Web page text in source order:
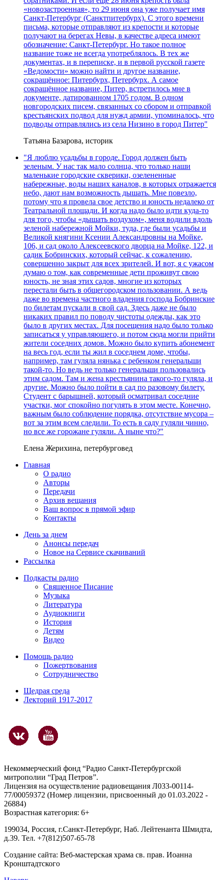
«новозастроенная», то 29 июня она уже получает имя
Санкт-Петербург (Санктпитербурх). С этого времени
письма, которые отправляют из крепости и которые
получают на берегах Невы, в качестве адреса имеют
обозначение: Санкт-Петербург. Но такое полное
название тоже не всегда употреблялось. В тех же
документах, и в переписке, и в первой русской газете
«Ведомости» можно найти и другое название,
сокращённое: Питербурх, Петербурх. А самое
сокращённое название, Питер, встретилось мне в
документе, датированном 1705 годом. В одном
новгородских писем, связанных со сбором и отправкой
крестьянских подвод для нужд армии, упоминалось, что
подводы отправлялись из села Низино в город Питер"
Татьяна Базарова, историк
"Я люблю усадьбы в городе. Город должен быть
зеленым. У нас так мало солнца, что только наши
маленькие городские скверики, озелененные
набережные, воды наших каналов, в которых отражается
небо, дают нам возможность дышать. Мне повезло,
потому что я провела свое детство и юность недалеко от
Театральной площади. И когда надо было идти куда-то
для того, чтобы «дышать воздухом», меня водили вдоль
зеленой набережной Мойки, туда, где были усадьбы и
Великой княгини Ксении Александровны на Мойке,
106, и сад около Алексеевского дворца на Мойке, 122, и
садик Бобринских, который сейчас, к сожалению,
совершенно закрыт для всех зрителей. И вот, я с ужасом
думаю о том, как современные дети проживут свою
юность, не зная этих садов, многие из которых
перестали быть в общегородском пользовании. А ведь
даже во времена частного владения господа Бобринские
по билетам пускали в свой сад. Здесь даже не было
никаких правил по поводу чистоты одежды, как это
было в других местах. Для посещения надо было только
записаться у управляющего, и потом сюда могли прийти
жители соседних домов. Можно было купить абонемент
на весь год, если ты жил в соседнем доме, чтобы,
например, там гуляла нянька с ребенком генеральши
такой-то. Но ведь не только генеральши пользовались
этим садом. Там и жена крестьянина такого-то гуляла, и
другие. Можно было пойти в сад по разовому билету.
Студент с барышней, который осматривал соседние
участки, мог спокойно погулять в этом месте. Конечно,
важным было соблюдение порядка, отсутствие мусора –
вот за этим всем следили. То есть в саду гуляли чинно,
но все же горожане гуляли. А ныне что?"
Елена Жерихина, петербурговед
Главная
О радио
Авторы
Передачи
Архив вещания
Ваш вопрос в прямой эфир
Контакты
День за днем
Анонсы передач
Новое на Сервисе скачиваний
Рассылка
Подкасты радио
Священное Писание
Музыка
Литература
Аудиокниги
История
Детям
Видео
Помощь радио
Пожертвования
Сотрудничество
Щедрая среда
Лекторий 1917-2017
Некоммерческий фонд “Радио Санкт-Петербургской
митрополии “Град Петров”.
Лицензия на осуществление радиовещания Л033-00114-
77/00059372 (Номер лицензии, присвоенный до 01.03.2022 -
26884)
Возрастная категория: 6+
199034, Россия, г.Санкт-Петербург, Наб. Лейтенанта Шмидта,
д.39. Тел. +7(812)507-65-78
Создание сайта: Веб-мастерская храма св. прав. Иоанна
Кронштадтского